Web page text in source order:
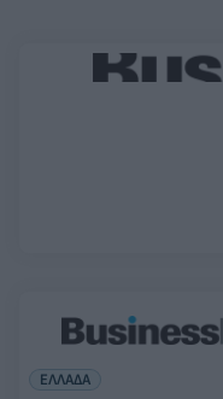
ΕΛΛΑΔΑ